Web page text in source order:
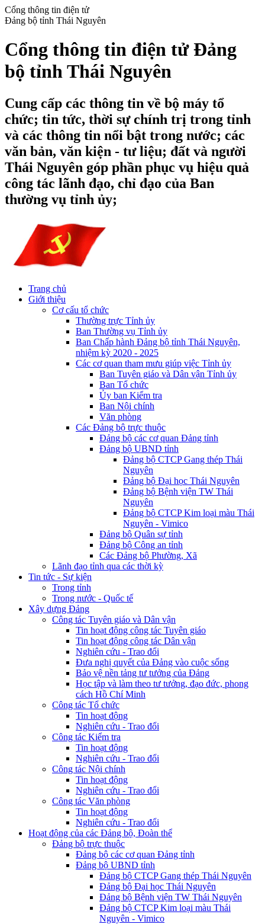
Cổng thông tin điện tử
Đảng bộ tỉnh Thái Nguyên
Cổng thông tin điện tử Đảng
bộ tỉnh Thái Nguyên
Cung cấp các thông tin về bộ máy tổ
chức; tin tức, thời sự chính trị trong tỉnh
và các thông tin nổi bật trong nước; các
văn bản, văn kiện - tư liệu; đất và người
Thái Nguyên góp phần phục vụ hiệu quả
công tác lãnh đạo, chỉ đạo của Ban
thường vụ tỉnh ủy;
Trang chủ
Giới thiệu
Cơ cấu tổ chức
Thường trực Tỉnh ủy
Ban Thường vụ Tỉnh ủy
Ban Chấp hành Đảng bộ tỉnh Thái Nguyên,
nhiệm kỳ 2020 - 2025
Các cơ quan tham mưu giúp việc Tỉnh ủy
Ban Tuyên giáo và Dân vận Tỉnh ủy
Ban Tổ chức
Ủy ban Kiểm tra
Ban Nội chính
Văn phòng
Các Đảng bộ trực thuộc
Đảng bộ các cơ quan Đảng tỉnh
Đảng bộ UBND tỉnh
Đảng bộ CTCP Gang thép Thái
Nguyên
Đảng bộ Đại học Thái Nguyên
Đảng bộ Bệnh viện TW Thái
Nguyên
Đảng bộ CTCP Kim loại màu Thái
Nguyên - Vimico
Đảng bộ Quân sự tỉnh
Đảng bộ Công an tỉnh
Các Đảng bộ Phường, Xã
Lãnh đạo tỉnh qua các thời kỳ
Tin tức - Sự kiện
Trong tỉnh
Trong nước - Quốc tế
Xây dựng Đảng
Công tác Tuyên giáo và Dân vận
Tin hoạt động công tác Tuyên giáo
Tin hoạt động công tác Dân vận
Nghiên cứu - Trao đổi
Đưa nghị quyết của Đảng vào cuộc sống
Bảo vệ nền tảng tư tưởng của Đảng
Học tập và làm theo tư tưởng, đạo đức, phong
cách Hồ Chí Minh
Công tác Tổ chức
Tin hoạt động
Nghiên cứu - Trao đổi
Công tác Kiểm tra
Tin hoạt động
Nghiên cứu - Trao đổi
Công tác Nội chính
Tin hoạt động
Nghiên cứu - Trao đổi
Công tác Văn phòng
Tin hoạt động
Nghiên cứu - Trao đổi
Hoạt động của các Đảng bộ, Đoàn thể
Đảng bộ trực thuộc
Đảng bộ các cơ quan Đảng tỉnh
Đảng bộ UBND tỉnh
Đảng bộ CTCP Gang thép Thái Nguyên
Đảng bộ Đại học Thái Nguyên
Đảng bộ Bệnh viện TW Thái Nguyên
Đảng bộ CTCP Kim loại màu Thái
Nguyên - Vimico